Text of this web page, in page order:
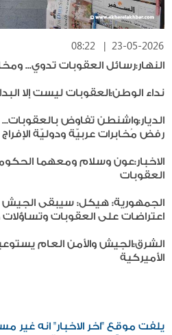
08:22 | 23-05-2026
النهار:رسائل العقوبات تدوي...
نداء الوطن:العقوبات ليست إلا
الديار:واشنطن تفاوض
رفض مُخابرات عربيّة ودوليّة
الاخبار:عون وسلام ومعهما
العقوبات
الجمهورية: هيكل: سيبقى الجيش
اعتراضات على العقوبات
الشرق:الجيش والأمن العام
الأميركية
يلفت موقع "اخر الاخبار" انه